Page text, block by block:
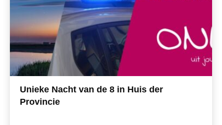
Unieke Nacht van de 8 in Huis der
Provincie